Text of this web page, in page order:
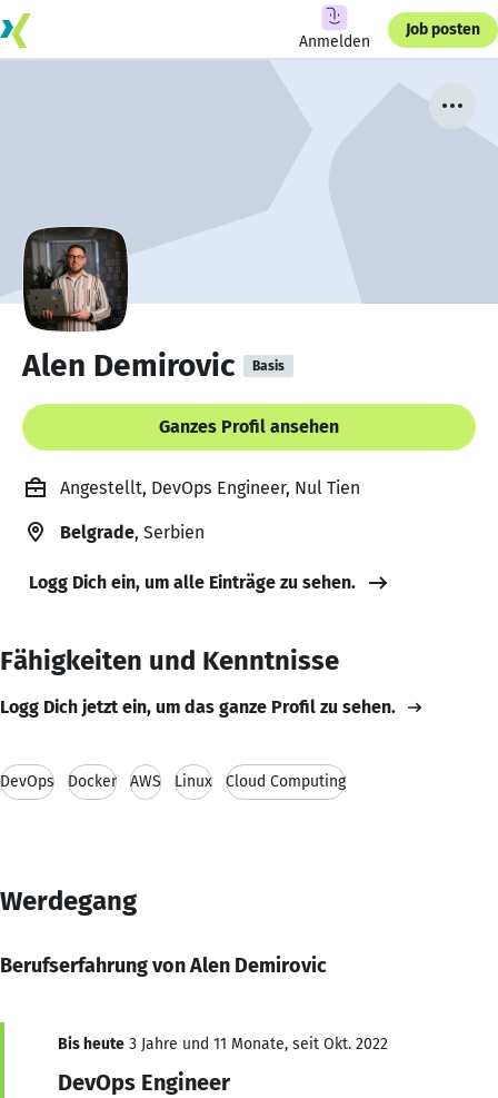
Anmelden
Job posten
Alen Demirovic Basis
Ganzes Profil ansehen
Angestellt, DevOps Engineer, Nul Tien
Belgrade, Serbien
Logg Dich ein, um alle Einträge zu sehen.
Fähigkeiten und Kenntnisse
Logg Dich jetzt ein, um das ganze Profil zu sehen.
DevOps Docker AWS Linux Cloud Computing
Werdegang
Berufserfahrung von Alen Demirovic
Bis heute 3 Jahre und 11 Monate, seit Okt. 2022
DevOps Engineer